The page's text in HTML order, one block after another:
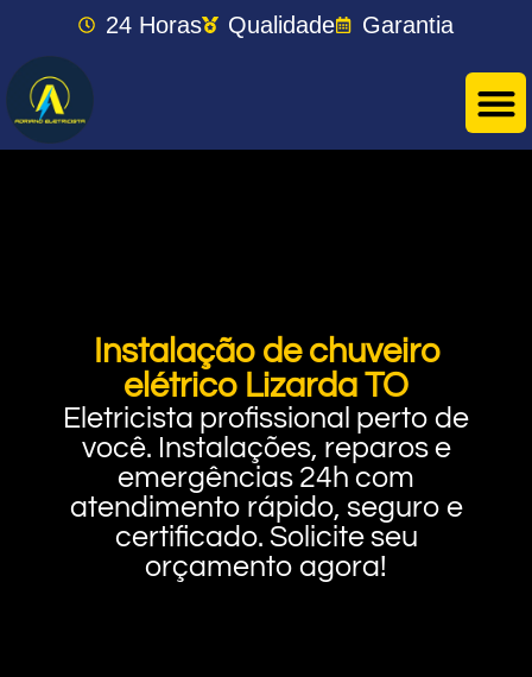
24 Horas Qualidade Garantia
Instalação de chuveiro
elétrico Lizarda TO
Eletricista profissional perto de
você. Instalações, reparos e
emergências 24h com
atendimento rápido, seguro e
certificado. Solicite seu
orçamento agora!